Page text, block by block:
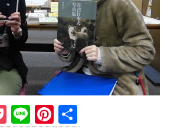
P
Li
Pi